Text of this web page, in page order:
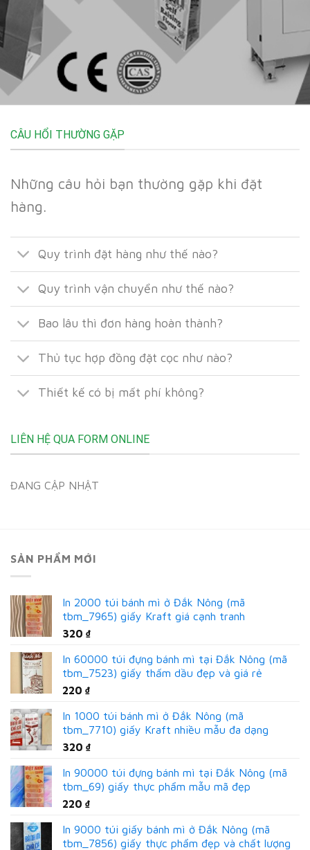
CÂU HỔI THƯỜNG GẶP
Những câu hỏi bạn thường gặp khi đặt
hàng.
Quy trình đặt hàng như thế nào?
Quy trình vận chuyển như thế nào?
Bao lâu thì đơn hàng hoàn thành?
Thủ tục hợp đồng đặt cọc như nào?
Thiết kế có bị mất phí không?
LIÊN HỆ QUA FORM ONLINE
ĐANG CẬP NHẬT
SẢN PHẨM MỚI
In 2000 túi bánh mì ở Đắk Nông (mã
tbm_7965) giấy Kraft giá cạnh tranh
320 ₫
In 60000 túi đựng bánh mì tại Đắk Nông (mã
tbm_7523) giấy thấm dầu đẹp và giá rẻ
220 ₫
In 1000 túi bánh mì ở Đắk Nông (mã
tbm_7710) giấy Kraft nhiều mẫu đa dạng
320 ₫
In 90000 túi đựng bánh mì tại Đắk Nông (mã
tbm_69) giấy thực phẩm mẫu mã đẹp
220 ₫
In 9000 túi giấy bánh mì ở Đắk Nông (mã
tbm_7856) giấy thực phẩm đẹp và chất lượng